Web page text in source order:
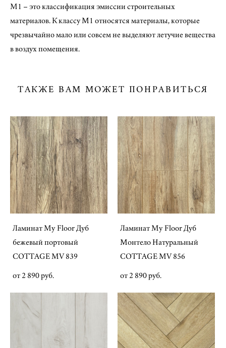
M1 – это классификация эмиссии строительных
материалов. К классу М1 относятся материалы, которые
чрезвычайно мало или совсем не выделяют летучие вещества
в воздух помещения.
ТАКЖЕ ВАМ МОЖЕТ ПОНРАВИТЬСЯ
Ламинат My Floor Дуб
бежевый портовый
COTTAGE MV 839
от 2 890 pуб.
Ламинат My Floor Дуб
Монтело Натуральный
COTTAGE MV 856
от 2 890 pуб.